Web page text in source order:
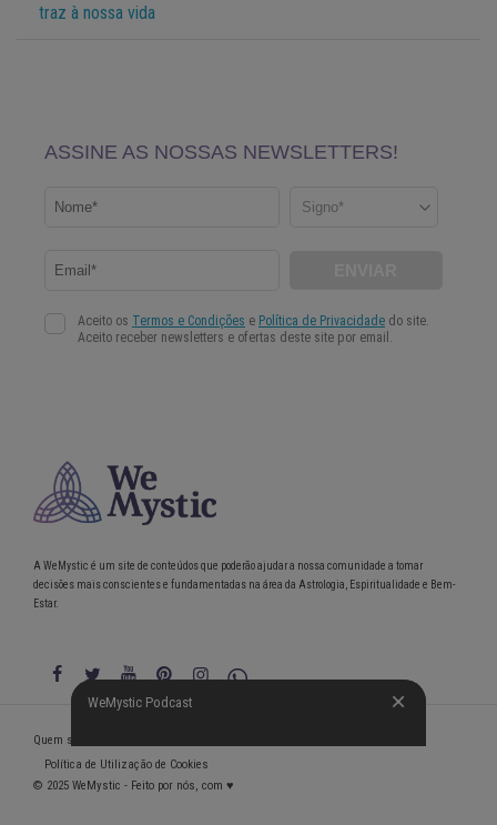
traz à nossa vida
WeMystic Podcast
A WeMystic é um site de conteúdos que poderão ajudar a nossa comunidade a tomar
decisões mais conscientes e fundamentadas na área da Astrologia, Espiritualidade e Bem-
Estar.
WeMystic Podcast
Quem somos
Política de Utilização de Cookies
© 2025 WeMystic - Feito por nós, com ♥